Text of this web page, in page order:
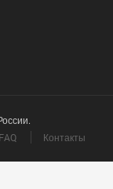
FAQ Контакты